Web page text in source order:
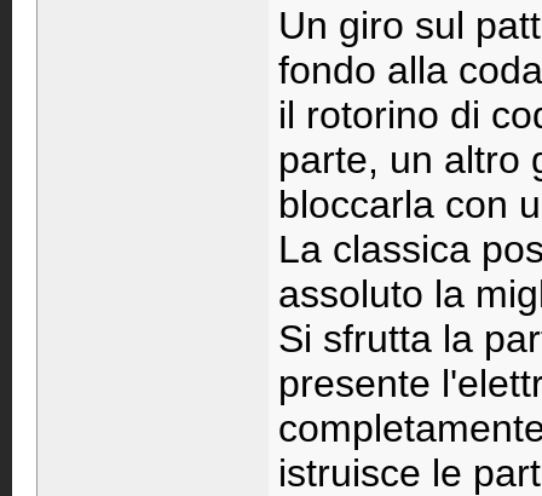
Un giro sul
fondo alla
il rotorino di
parte, un altro
bloccarla con
La classica
assoluto la
Si sfrutta la
presente
istruisce le